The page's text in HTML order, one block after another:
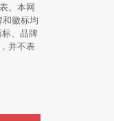
。本网
徽标均
、品牌
并不表